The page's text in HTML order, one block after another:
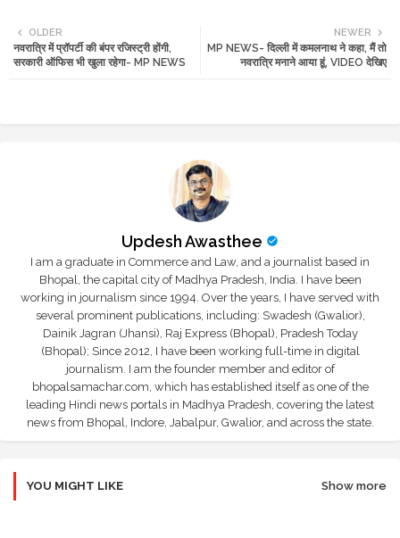
ats
NEWER
MP NEWS- दिल्ली में कमलनाथ ने कहा, मैं तो
नवरात्रि मनाने आया हूं, VIDEO देखिए
OLDER
नवरात्रि में प्रॉपर्टी की बंपर रजिस्ट्री होंगी,
सरकारी ऑफिस भी खुला रहेगा- MP NEWS
Updesh Awasthee
I am a graduate in Commerce and Law, and a journalist based in
Bhopal, the capital city of Madhya Pradesh, India. I have been
working in journalism since 1994. Over the years, I have served with
several prominent publications, including: Swadesh (Gwalior),
Dainik Jagran (Jhansi), Raj Express (Bhopal), Pradesh Today
(Bhopal); Since 2012, I have been working full-time in digital
journalism. I am the founder member and editor of
bhopalsamachar.com, which has established itself as one of the
leading Hindi news portals in Madhya Pradesh, covering the latest
news from Bhopal, Indore, Jabalpur, Gwalior, and across the state.
YOU MIGHT LIKE Show more